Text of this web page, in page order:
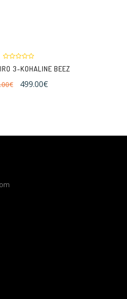
3-KOHALINE BEEZ
499.00€